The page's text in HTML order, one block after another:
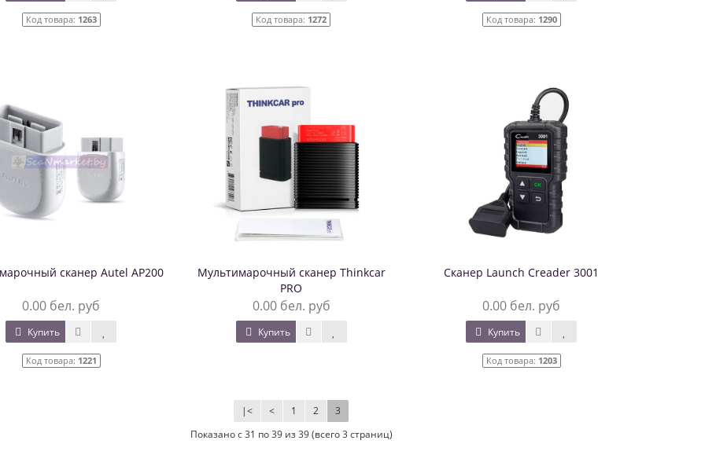
Код товара: 1263 Код товара: 1272 Код товара: 1290
сканер Autel AP200
0.00 бел. руб
Купить
Код товара: 1221
Мультимарочный сканер Thinkcar
PRO
0.00 бел. руб
Купить
Сканер Launch Creader 3001
0.00 бел. руб
Купить
Код товара: 1203
|< < 1 2 3
Показано с 31 по 39 из 39 (всего 3 страниц)